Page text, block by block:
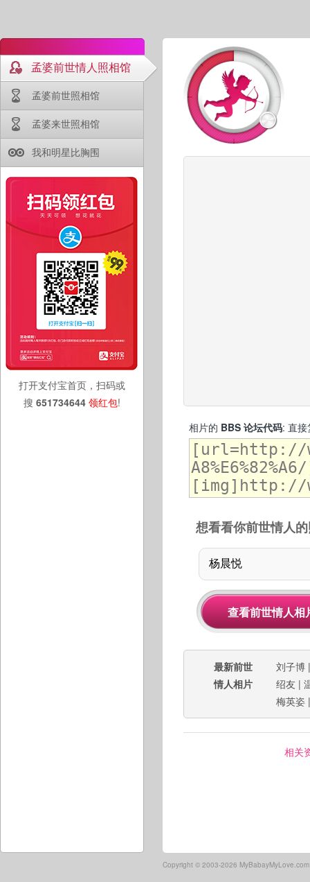
孟婆前世情人照相馆
孟婆前世照相馆
孟婆来世照相馆
我和明星比胸围
打开支付宝首页，扫码或
搜 651734644 领红包!
相片的 BBS 论坛代码: 直接
想看看你前世情人
最新前世
情人相片
刘子博
绍友 |
梅英姿
相关
Copyright © 2003-2026